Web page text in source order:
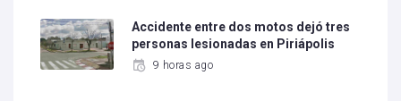
Accidente entre dos motos dejó tres
personas lesionadas en Piriápolis
9 horas ago